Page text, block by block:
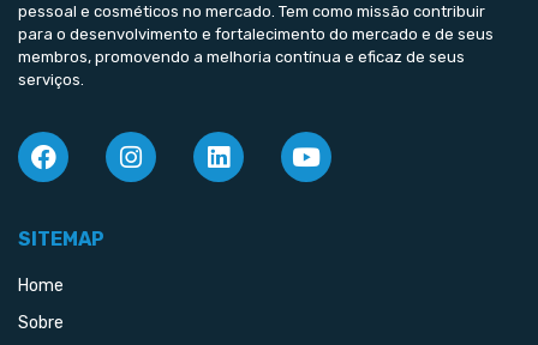
pessoal e cosméticos no mercado. Tem como missão contribuir
para o desenvolvimento e fortalecimento do mercado e de seus
membros, promovendo a melhoria contínua e eficaz de seus
serviços.
SITEMAP
Home
Sobre